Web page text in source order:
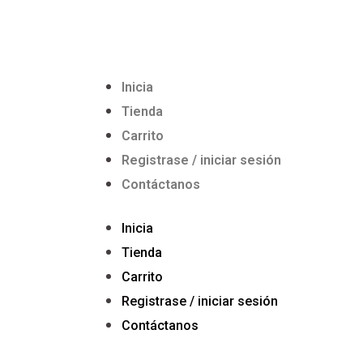
Inicia
Tienda
Carrito
Registrase / iniciar sesión
Contáctanos
Inicia
Tienda
Carrito
Registrase / iniciar sesión
Contáctanos